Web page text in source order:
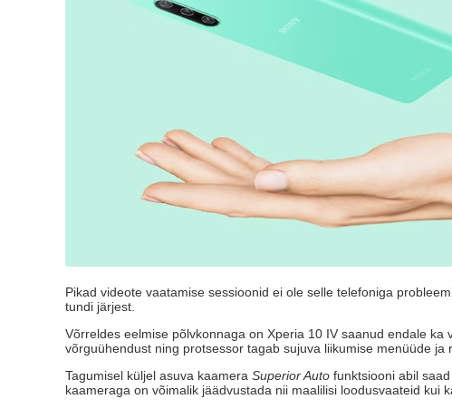
Pikad videote vaatamise sessioonid ei ole selle telefoniga
tundi järjest.
Võrreldes eelmise põlvkonnaga on Xperia 10 IV saanud endale
võrguühendust ning protsessor tagab sujuva liikumise menüüde ja
Tagumisel küljel asuva kaamera Superior Auto funktsiooni abil
kaameraga on võimalik jäädvustada nii maalilisi loodusvaateid kui